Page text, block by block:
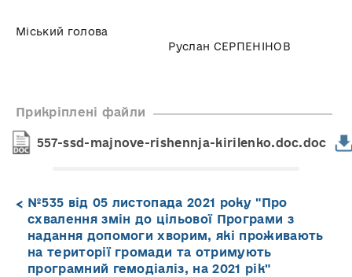
Міський голова
Руслан СЕРПЕНІНОВ
Прикріплені файли
557-ssd-majnove-rishennja-kirilenko.doc.doc
№535 від 05 листопада 2021 року "Про
схвалення змін до цільової Програми з
надання допомоги хворим, які проживають
на території громади та отримують
програмний гемодіаліз, на 2021 рік"